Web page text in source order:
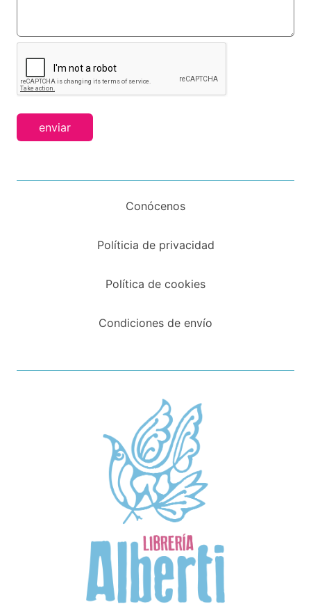
enviar
Conócenos
Políticia de privacidad
Política de cookies
Condiciones de envío